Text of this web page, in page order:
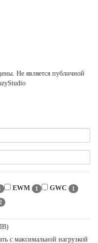
Не является публичной
EWM 1 GWC 1
с максимальной нагрузкой